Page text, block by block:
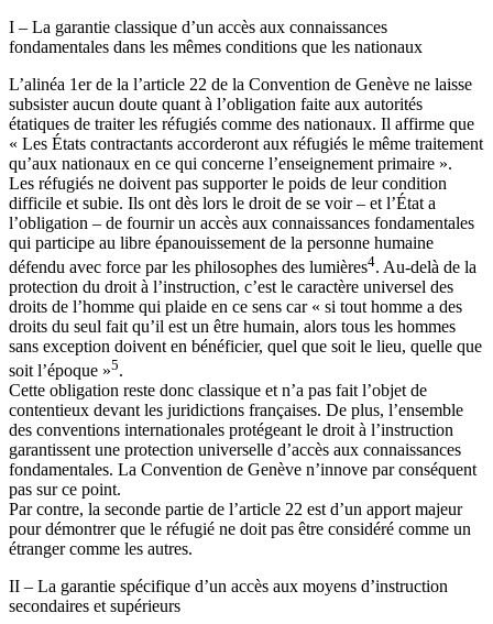
I – La garantie classique d’un accès aux connaissances
fondamentales dans les mêmes conditions que les nationaux
L’alinéa 1er de la l’article 22 de la Convention de Genève ne laisse
subsister aucun doute quant à l’obligation faite aux autorités
étatiques de traiter les réfugiés comme des nationaux. Il affirme que
« Les États contractants accorderont aux réfugiés le même traitement
qu’aux nationaux en ce qui concerne l’enseignement primaire ».
Les réfugiés ne doivent pas supporter le poids de leur condition
difficile et subie. Ils ont dès lors le droit de se voir – et l’État a
l’obligation – de fournir un accès aux connaissances fondamentales
qui participe au libre épanouissement de la personne humaine
défendu avec force par les philosophes des lumières4. Au-delà de la
protection du droit à l’instruction, c’est le caractère universel des
droits de l’homme qui plaide en ce sens car « si tout homme a des
droits du seul fait qu’il est un être humain, alors tous les hommes
sans exception doivent en bénéficier, quel que soit le lieu, quelle que
soit l’époque »5.
Cette obligation reste donc classique et n’a pas fait l’objet de
contentieux devant les juridictions françaises. De plus, l’ensemble
des conventions internationales protégeant le droit à l’instruction
garantissent une protection universelle d’accès aux connaissances
fondamentales. La Convention de Genève n’innove par conséquent
pas sur ce point.
Par contre, la seconde partie de l’article 22 est d’un apport majeur
pour démontrer que le réfugié ne doit pas être considéré comme un
étranger comme les autres.
II – La garantie spécifique d’un accès aux moyens d’instruction
secondaires et supérieurs